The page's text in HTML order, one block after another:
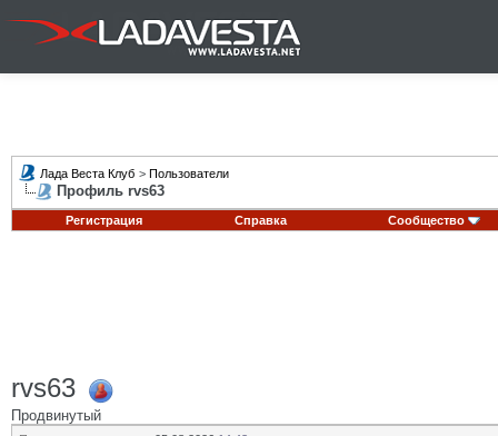
Лада Веста Клуб > Пользователи
Профиль rvs63
Регистрация Справка Сообщество
rvs63
Продвинутый